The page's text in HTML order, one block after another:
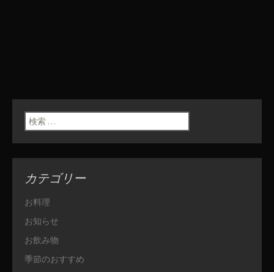
検索:
カテゴリー
お料理
お知らせ
お飲み物
季節のおすすめ